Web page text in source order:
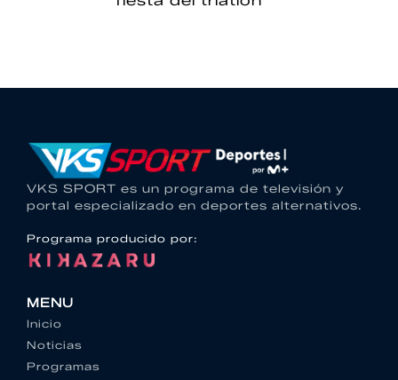
VKS SPORT es un programa de televisión y
portal especializado en deportes alternativos.
Programa producido por:
MENU
Inicio
Noticias
Programas